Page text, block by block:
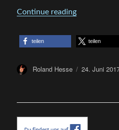
Continue reading„Aaargh
teilen teilen
Author
Roland Hesse
Posted
24. Juni